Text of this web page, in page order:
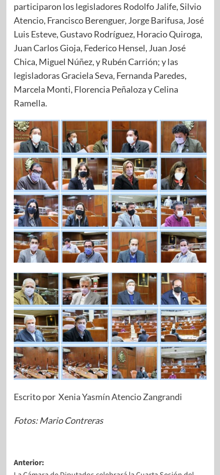
participaron los legisladores Rodolfo Jalife, Silvio
Atencio, Francisco Berenguer, Jorge Barifusa, José
Luis Esteve, Gustavo Rodríguez, Horacio Quiroga,
Juan Carlos Gioja, Federico Hensel, Juan José
Chica, Miguel Núñez, y Rubén Carrión; y las
legisladoras Graciela Seva, Fernanda Paredes,
Marcela Monti, Florencia Peñaloza y Celina
Ramella.
Escrito por Xenia Yasmín Atencio Zangrandi
Fotos: Mario Contreras
Anterior: